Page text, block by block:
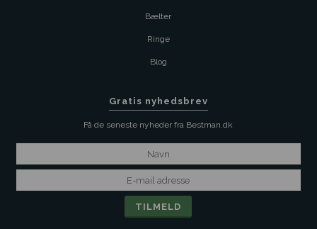
Bælter
Ringe
Blog
Gratis nyhedsbrev
Få de seneste nyheder fra Bestman.dk